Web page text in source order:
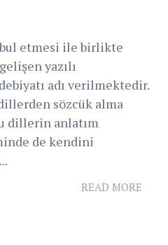
etmesi ile birlikte
yazılı
adı verilmektedir.
sözcük alma
dillerin anlatım
de kendini
READ MORE